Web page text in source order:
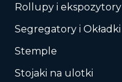
Rollupy i ekspozytory
Segregatory i Okładki
Stemple
Stojaki na ulotki